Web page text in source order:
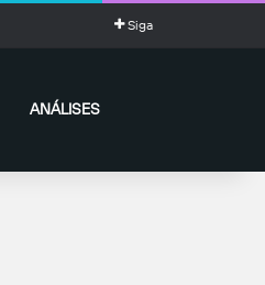
Siga
ANÁLISES